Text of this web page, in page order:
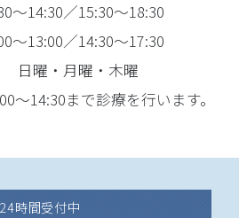
14:30／15:30～18:30
13:00／14:30～17:30
日曜・月曜・木曜
14:30まで診療を行います。
24時間受付中